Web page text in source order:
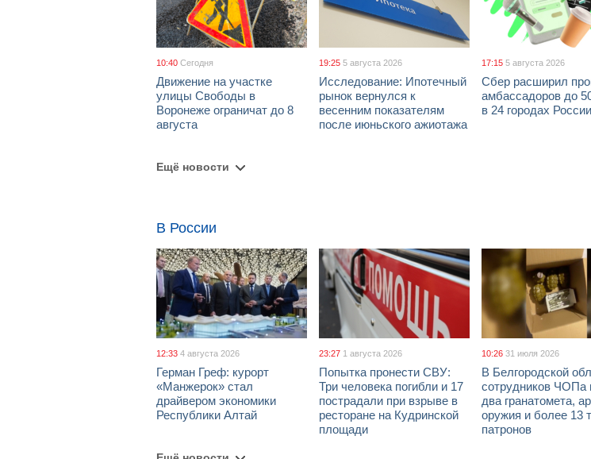
10:40 Сегодня
Движение на участке
улицы Свободы в
Воронеже ограничат до 8
августа
19:25 5 августа 2026
Исследование: Ипотечный
рынок вернулся к
весенним показателям
после июньского ажиотажа
17:15 5 августа 2026
Сбер расширил
амбассадоров до
в 24 городах России
Ещё новости
В России
12:33 4 августа 2026
Герман Греф: курорт
«Манжерок» стал
драйвером экономики
Республики Алтай
23:27 1 августа 2026
Попытка пронести СВУ:
Три человека погибли и 17
пострадали при взрыве в
ресторане на Кудринской
площади
10:26 31 июля 2026
В Белгородской
сотрудников ЧОПа
два гранатомета,
оружия и более 13
патронов